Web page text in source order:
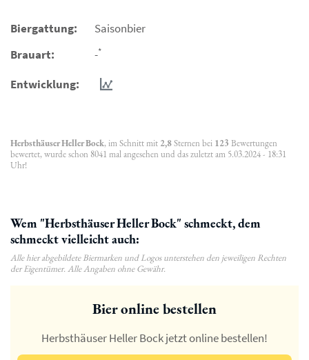
Biergattung:
Saisonbier
Brauart:
-*
Entwicklung:
Herbsthäuser Heller Bock, im Schnitt mit 2,8Sternen bei 123 Bewertungen
bewertet, wurde schon 8041 mal angesehen und das zuletzt am 5.03.2024 - 18:31
Uhr!
Wem "Herbsthäuser Heller Bock" schmeckt, dem
schmeckt vielleicht auch:
Alle hier abgebildete Biermarken und Logos unterstehen den jeweiligen Rechten
der Eigentümer. Alle Angaben ohne Gewähr.
Bier online bestellen
Herbsthäuser Heller Bock jetzt online bestellen!